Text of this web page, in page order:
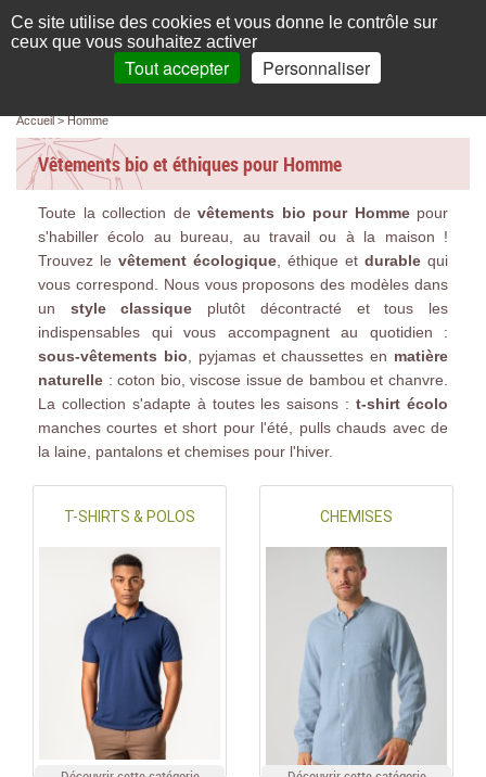
L'élégance au naturel
compte
Français
Recherche
Accueil
Femme
Homme
Bébé & enfant
Chaussettes & collants
Chaussures & Sacs
Accessoires
Linge de maison
Marques
Chèques Cadeaux
PROMOTIONS
Accueil Homme
Vêtements bio et éthiques pour Homme
Toute la collection de vêtements bio pour Hommepour
s'habiller écolo au bureau, au travail ou à la maison !
Trouvez le vêtement écologique , éthique et durable qui
vous correspond. Nous vous proposons des modèles dans
un style classique plutôt décontracté et tous les
indispensables qui vous accompagnent au quotidien :
sous-vêtements bio , pyjamas et chaussettes en matière
naturelle : coton bio, viscose issue de bambou et chanvre.
La collection s'adapte à toutes les saisons :t-shirt écolo
manches courtes et short pour l'été, pulls chauds avec de
la laine, pantalons et chemises pour l'hiver.
T-SHIRTS & POLOS CHEMISES
Panneau de gestion des cookies
Ce site utilise des cookies et vous donne le contrôle sur
ceux que vous souhaitez activer
Tout accepter Personnaliser